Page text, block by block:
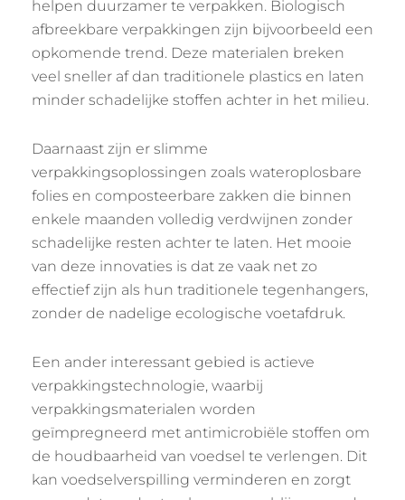
helpen duurzamer te verpakken. Biologisch
afbreekbare verpakkingen zijn bijvoorbeeld een
opkomende trend. Deze materialen breken
veel sneller af dan traditionele plastics en laten
minder schadelijke stoffen achter in het milieu.
Daarnaast zijn er slimme
verpakkingsoplossingen zoals wateroplosbare
folies en composteerbare zakken die binnen
enkele maanden volledig verdwijnen zonder
schadelijke resten achter te laten. Het mooie
van deze innovaties is dat ze vaak net zo
effectief zijn als hun traditionele tegenhangers,
zonder de nadelige ecologische voetafdruk.
Een ander interessant gebied is actieve
verpakkingstechnologie, waarbij
verpakkingsmaterialen worden
geïmpregneerd met antimicrobiële stoffen om
de houdbaarheid van voedsel te verlengen. Dit
kan voedselverspilling verminderen en zorgt